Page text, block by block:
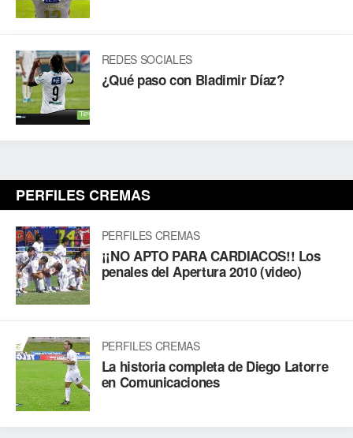
REDES SOCIALES
¿Qué paso con Bladimir Díaz?
PERFILES CREMAS
PERFILES CREMAS
¡¡NO APTO PARA CARDIACOS!! Los
penales del Apertura 2010 (video)
PERFILES CREMAS
La historia completa de Diego Latorre
en Comunicaciones